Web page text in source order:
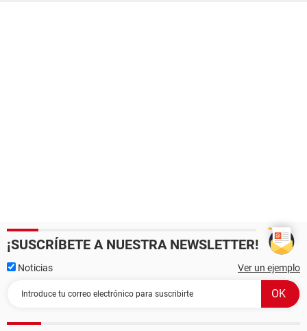
¡SUSCRÍBETE A NUESTRA NEWSLETTER!
Noticias Ver un ejemplo